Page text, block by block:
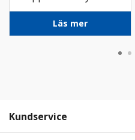
16/20 + 16mm
Läs mer
Kundservice